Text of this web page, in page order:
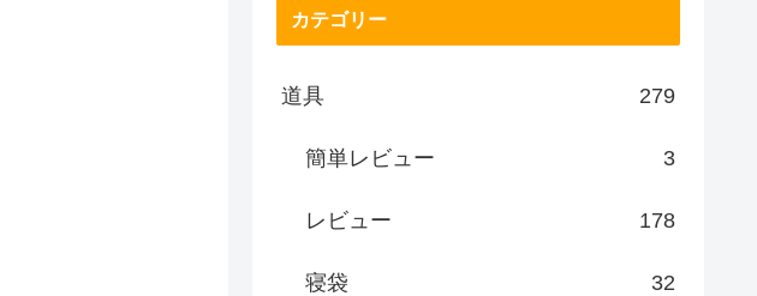
カテゴリー
道具 279
簡単レビュー 3
レビュー 178
寝袋 32